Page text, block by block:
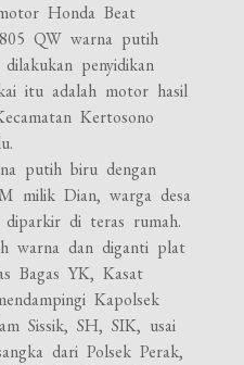
Honda Beat
QW warna putih
penyidikan
itu adalah motor hasil
Kertosono
putih biru dengan
milik Dian, warga desa
di teras rumah.
warna dan diganti plat
Bagas YK, Kasat
Kapolsek
Sissik, SH, SIK, usai
dari Polsek Perak,